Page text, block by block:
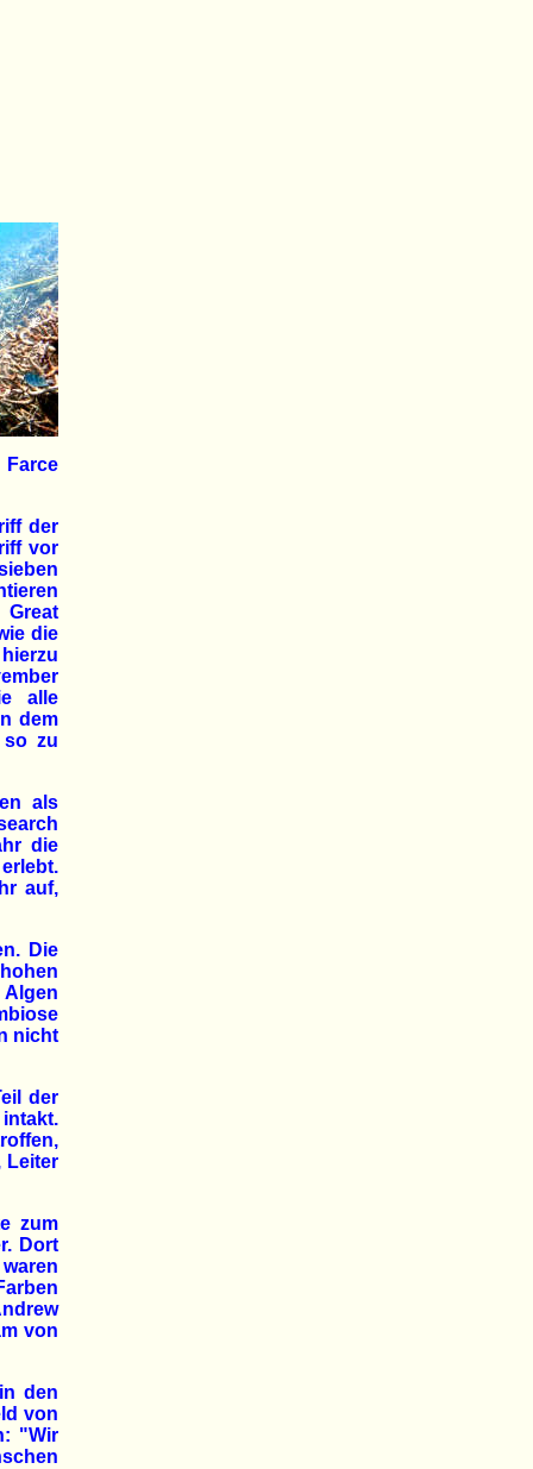
der
vor
Great
die
alle
dem
so zu
als
die
auf,
Die
nicht
der
Leiter
zum
Dort
von
den
von
"Wir